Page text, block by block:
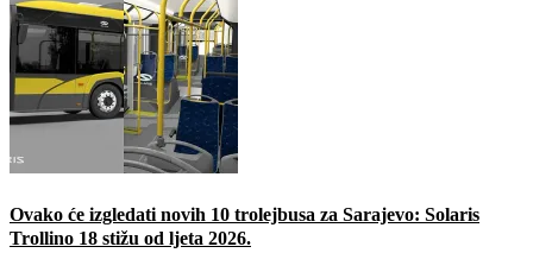
Ovako će izgledati novih 10 trolejbusa za Sarajevo: Solaris
Trollino 18 stižu od ljeta 2026.